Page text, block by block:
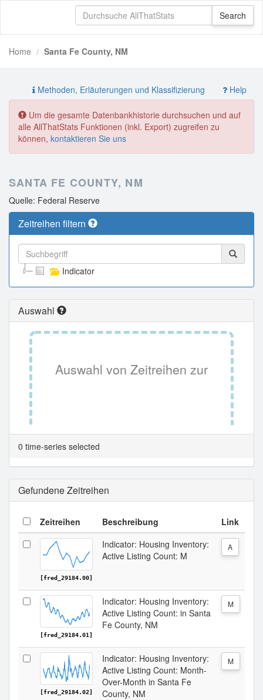
Home Santa Fe County, NM
Methoden, Erläuterungen und Klassifizierung Help
Um die gesamte Datenbankhistorie durchsuchen und auf
alle AllThatStats Funktionen (inkl. Export) zugreifen zu
können, kontaktieren Sie uns
SANTA FE COUNTY, NM
Quelle: Federal Reserve
Zeitreihen filtern
Indicator
Auswahl
Auswahl von Zeitreihen zur
Tabellenansicht.
0 time-series selected
Gefundene Zeitreihen
Zeitreihen Beschreibung Link
[fred_29184.00]
Indicator: Housing Inventory:
Active Listing Count: M
A
[fred_29184.01]
Indicator: Housing Inventory:
Active Listing Count: in Santa
Fe County, NM
M
[fred_29184.02]
Indicator: Housing Inventory:
Active Listing Count: Month-
Over-Month in Santa Fe
County, NM
M